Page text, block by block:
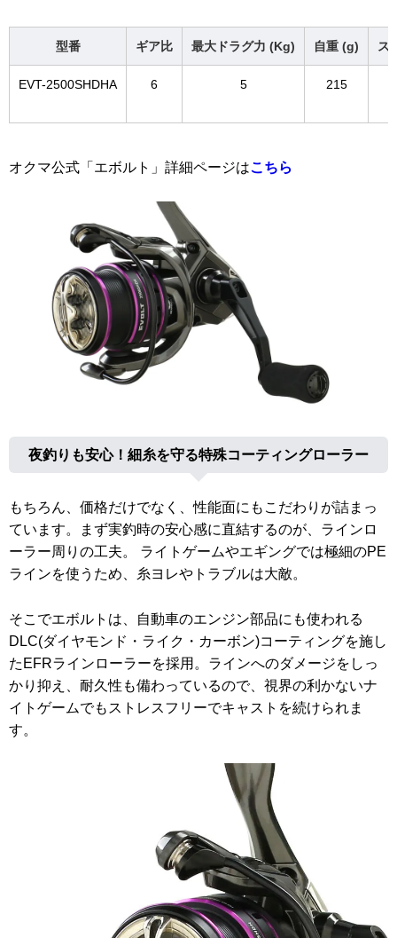
型番 ギア比 最大ドラグ力 (Kg) 自重 (g) ス
EVT-2500SHDHA 6 5 215
オクマ公式「エボルト」詳細ページはこちら
夜釣りも安心！細糸を守る特殊コーティングローラー
もちろん、価格だけでなく、性能面にもこだわりが詰まっ
ています。まず実釣時の安心感に直結するのが、ラインロ
ーラー周りの工夫。 ライトゲームやエギングでは極細のPE
ラインを使うため、糸ヨレやトラブルは大敵。
そこでエボルトは、自動車のエンジン部品にも使われる
DLC(ダイヤモンド・ライク・カーボン)コーティングを施し
たEFRラインローラーを採用。ラインへのダメージをしっ
かり抑え、耐久性も備わっているので、視界の利かないナ
イトゲームでもストレスフリーでキャストを続けられま
す。